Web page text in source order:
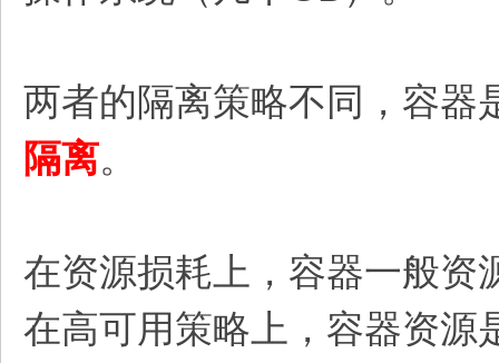
两者的隔离策略不同，容器
隔离。
在资源损耗上，容器一般资
在高可用策略上，容器资源